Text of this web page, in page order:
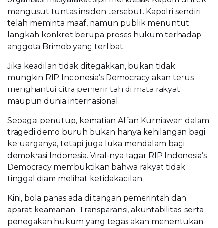
mengusut tuntas insiden tersebut. Kapolri sendiri
telah meminta maaf, namun publik menuntut
langkah konkret berupa proses hukum terhadap
anggota Brimob yang terlibat.
Jika keadilan tidak ditegakkan, bukan tidak
mungkin RIP Indonesia’s Democracy akan terus
menghantui citra pemerintah di mata rakyat
maupun dunia internasional.
Sebagai penutup, kematian Affan Kurniawan dalam
tragedi demo buruh bukan hanya kehilangan bagi
keluarganya, tetapi juga luka mendalam bagi
demokrasi Indonesia. Viral-nya tagar RIP Indonesia’s
Democracy membuktikan bahwa rakyat tidak
tinggal diam melihat ketidakadilan.
Kini, bola panas ada di tangan pemerintah dan
aparat keamanan. Transparansi, akuntabilitas, serta
penegakan hukum yang tegas akan menentukan